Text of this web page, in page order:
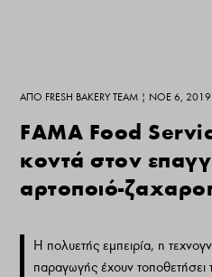
ΑΠΌ FRESH BAKERY TEAM | ΝΟΈ 6, 2019
FAMA Food
κοντά στον
αρτοποιό-
Η πολυετής εμπειρία, η
παραγωγής έχουν